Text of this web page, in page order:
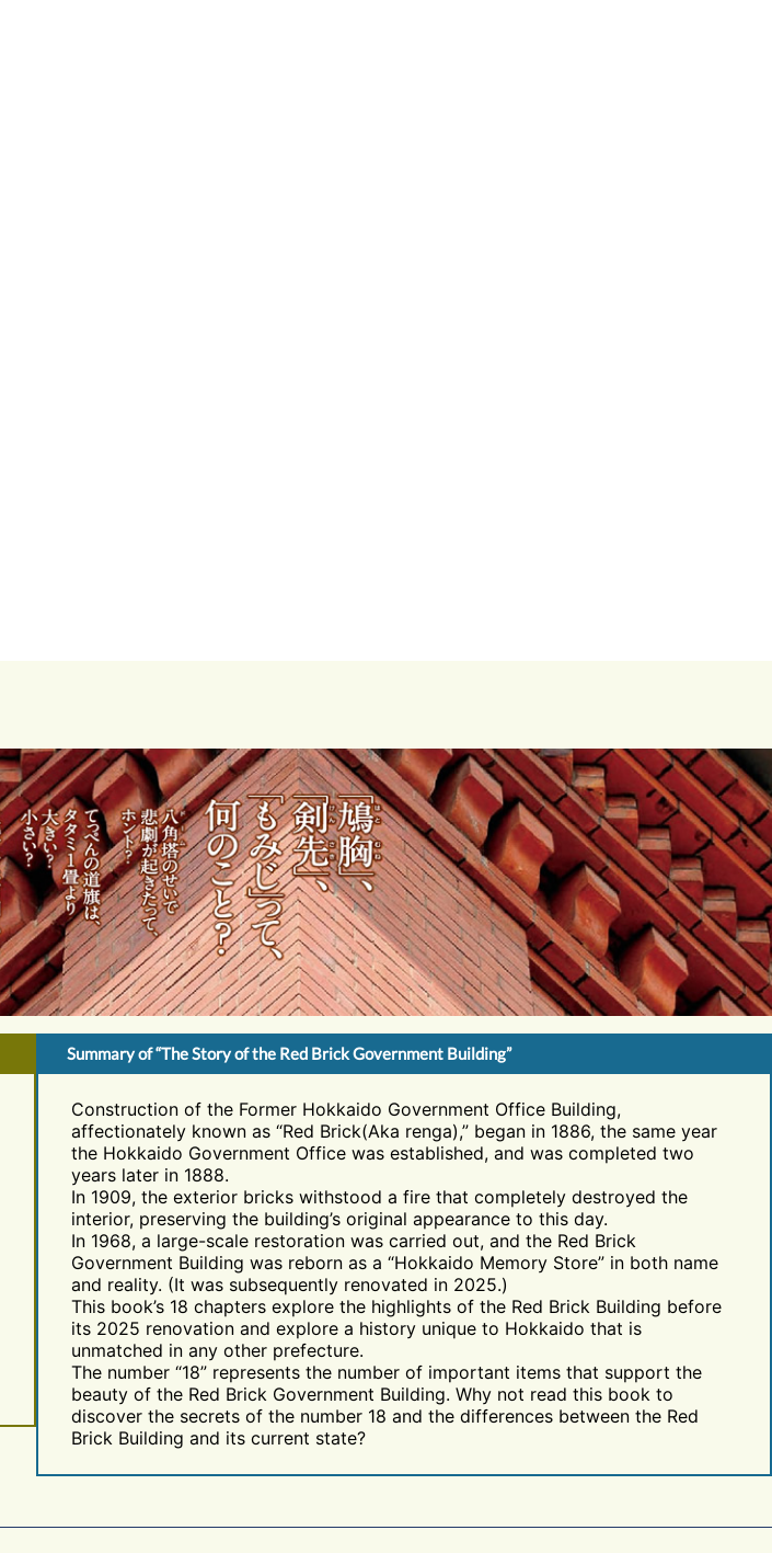
Summary of “The Story of the Red Brick Government Building”
Construction of the Former Hokkaido Government Office Building,
affectionately known as “Red Brick(Aka renga),” began in 1886, the same year
the Hokkaido Government Office was established, and was completed two
years later in 1888.
In 1909, the exterior bricks withstood a fire that completely destroyed the
interior, preserving the building’s original appearance to this day.
In 1968, a large-scale restoration was carried out, and the Red Brick
Government Building was reborn as a “Hokkaido Memory Store” in both name
and reality. (It was subsequently renovated in 2025.)
This book’s 18 chapters explore the highlights of the Red Brick Building before
its 2025 renovation and explore a history unique to Hokkaido that is
unmatched in any other prefecture.
The number “18” represents the number of important items that support the
beauty of the Red Brick Government Building. Why not read this book to
discover the secrets of the number 18 and the differences between the Red
Brick Building and its current state?